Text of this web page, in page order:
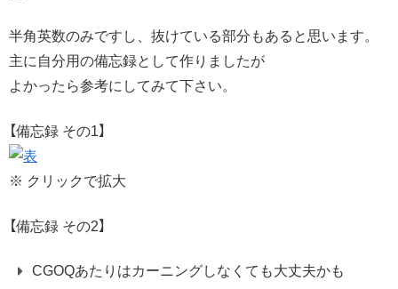
半角英数のみですし、抜けている部分もあると思います。
主に自分用の備忘録として作りましたが
よかったら参考にしてみて下さい。
【備忘録 その1】
※ クリックで拡大
【備忘録 その2】
CGOQあたりはカーニングしなくても大丈夫かも